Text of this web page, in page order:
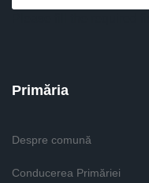
Primăria
Despre comună
Conducerea Primăriei